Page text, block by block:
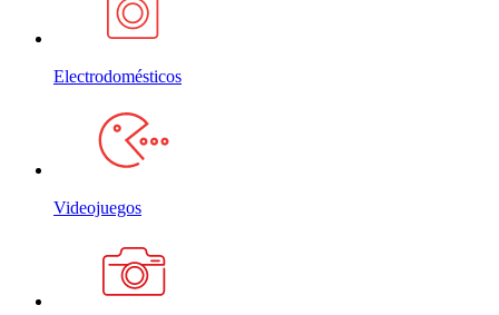
Electrodomésticos
Videojuegos